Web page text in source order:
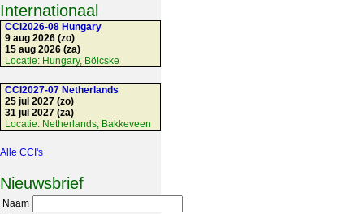
Internationaal
CCI2026-08 Hungary
9 aug 2026 (zo)
15 aug 2026 (za)
Locatie: Hungary, Bölcske
CCI2027-07 Netherlands
25 jul 2027 (zo)
31 jul 2027 (za)
Locatie: Netherlands, Bakkeveen
Alle CCI's
Nieuwsbrief
Naam